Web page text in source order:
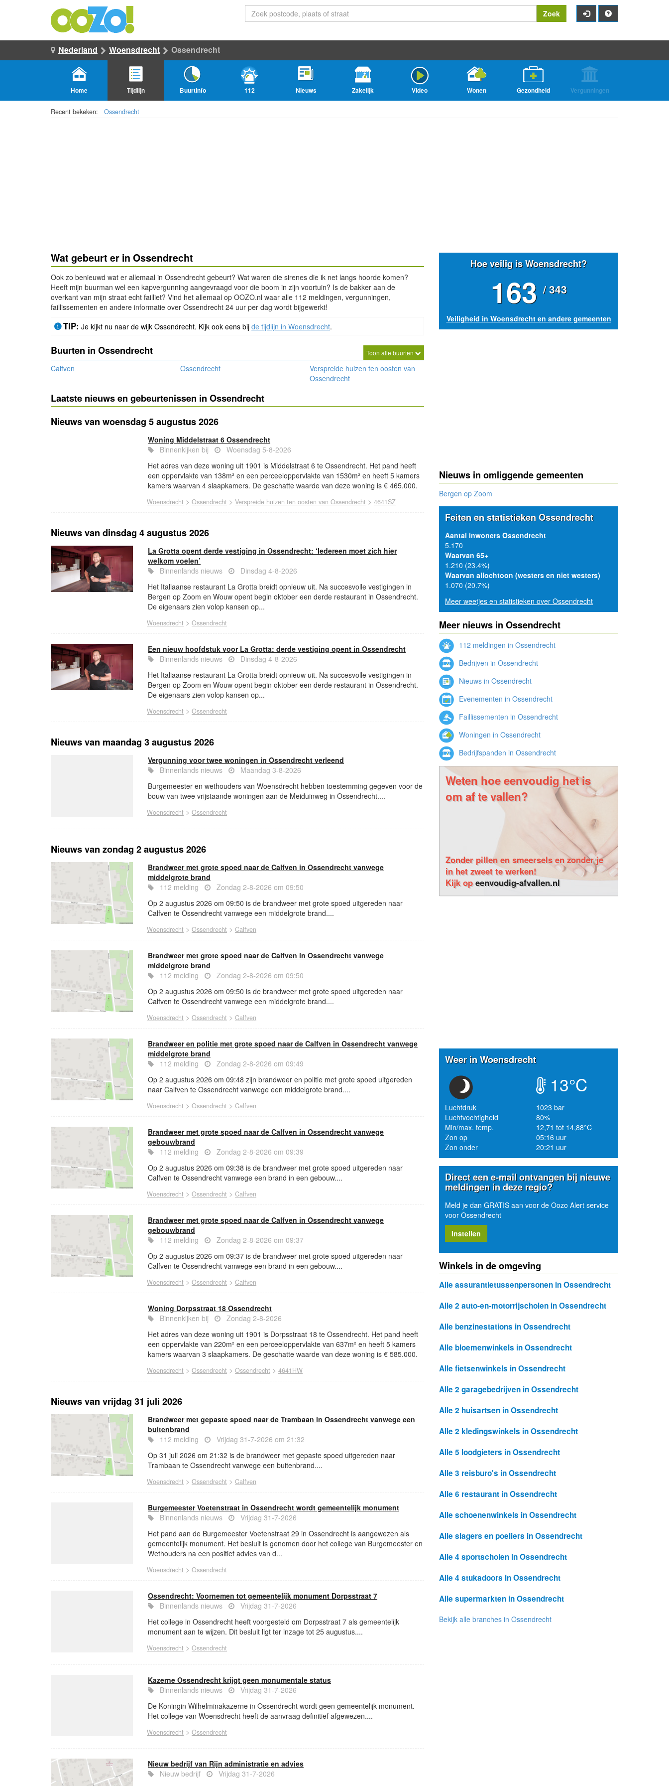
Zoek
Nederland Woensdrecht Ossendrecht
Home Tijdlijn Buurtinfo 112 Nieuws Zakelijk Video Wonen Gezondheid Vergunningen
Recent bekeken: Ossendrecht
Wat gebeurt er in Ossendrecht
Ook zo benieuwd wat er allemaal in Ossendrecht gebeurt? Wat waren die sirenes die ik net langs hoorde komen?
Heeft mijn buurman wel een kapvergunning aangevraagd voor die boom in zijn voortuin? Is de bakker aan de
overkant van mijn straat echt failliet? Vind het allemaal op OOZO.nl waar alle 112 meldingen, vergunningen,
faillissementen en andere informatie over Ossendrecht 24 uur per dag wordt bijgewerkt!
TIP: Je kijkt nu naar de wijk Ossendrecht. Kijk ook eens bij de tijdlijn in Woensdrecht.
Buurten in Ossendrecht Toon alle buurten
Calfven Ossendrecht
Verspreide huizen ten oosten van
Ossendrecht
Laatste nieuws en gebeurtenissen in Ossendrecht
Nieuws van woensdag 5 augustus 2026
Woning Middelstraat 6 Ossendrecht
Binnenkijken bij
Woensdag 5-8-2026
Het adres van deze woning uit 1901 is Middelstraat 6 te Ossendrecht. Het pand heeft
een oppervlakte van 138m² en een perceeloppervlakte van 1530m² en heeft 5 kamers
kamers waarvan 4 slaapkamers. De geschatte waarde van deze woning is € 465.000.
Woensdrecht > Ossendrecht > Verspreide huizen ten oosten van Ossendrecht > 4641SZ
Nieuws van dinsdag 4 augustus 2026
La Grotta opent derde vestiging in Ossendrecht: ‘Iedereen moet zich hier
welkom voelen’
Binnenlands nieuws
Dinsdag 4-8-2026
Het Italiaanse restaurant La Grotta breidt opnieuw uit. Na succesvolle vestigingen in
Bergen op Zoom en Wouw opent begin oktober een derde restaurant in Ossendrecht.
De eigenaars zien volop kansen op...
Woensdrecht > Ossendrecht
Een nieuw hoofdstuk voor La Grotta: derde vestiging opent in Ossendrecht
Binnenlands nieuws
Dinsdag 4-8-2026
Het Italiaanse restaurant La Grotta breidt opnieuw uit. Na succesvolle vestigingen in
Bergen op Zoom en Wouw opent begin oktober een derde restaurant in Ossendrecht.
De eigenaars zien volop kansen op...
Woensdrecht > Ossendrecht
Nieuws van maandag 3 augustus 2026
Vergunning voor twee woningen in Ossendrecht verleend
Binnenlands nieuws
Maandag 3-8-2026
Burgemeester en wethouders van Woensdrecht hebben toestemming gegeven voor de
bouw van twee vrijstaande woningen aan de Meiduinweg in Ossendrecht....
Woensdrecht > Ossendrecht
Nieuws van zondag 2 augustus 2026
Brandweer met grote spoed naar de Calfven in Ossendrecht vanwege
middelgrote brand
112 melding
Zondag 2-8-2026 om 09:50
Op 2 augustus 2026 om 09:50 is de brandweer met grote spoed uitgereden naar
Calfven te Ossendrecht vanwege een middelgrote brand....
Woensdrecht > Ossendrecht > Calfven
Brandweer met grote spoed naar de Calfven in Ossendrecht vanwege
middelgrote brand
112 melding
Zondag 2-8-2026 om 09:50
Op 2 augustus 2026 om 09:50 is de brandweer met grote spoed uitgereden naar
Calfven te Ossendrecht vanwege een middelgrote brand....
Woensdrecht > Ossendrecht > Calfven
Brandweer en politie met grote spoed naar de Calfven in Ossendrecht vanwege
middelgrote brand
112 melding
Zondag 2-8-2026 om 09:49
Op 2 augustus 2026 om 09:48 zijn brandweer en politie met grote spoed uitgereden
naar Calfven te Ossendrecht vanwege een middelgrote brand....
Woensdrecht > Ossendrecht > Calfven
Brandweer met grote spoed naar de Calfven in Ossendrecht vanwege
gebouwbrand
112 melding
Zondag 2-8-2026 om 09:39
Op 2 augustus 2026 om 09:38 is de brandweer met grote spoed uitgereden naar
Calfven te Ossendrecht vanwege een brand in een gebouw....
Woensdrecht > Ossendrecht > Calfven
Brandweer met grote spoed naar de Calfven in Ossendrecht vanwege
gebouwbrand
112 melding
Zondag 2-8-2026 om 09:37
Op 2 augustus 2026 om 09:37 is de brandweer met grote spoed uitgereden naar
Calfven te Ossendrecht vanwege een brand in een gebouw....
Woensdrecht > Ossendrecht > Calfven
Woning Dorpsstraat 18 Ossendrecht
Binnenkijken bij
Zondag 2-8-2026
Het adres van deze woning uit 1901 is Dorpsstraat 18 te Ossendrecht. Het pand heeft
een oppervlakte van 220m² en een perceeloppervlakte van 637m² en heeft 5 kamers
kamers waarvan 3 slaapkamers. De geschatte waarde van deze woning is € 585.000.
Woensdrecht > Ossendrecht > Ossendrecht > 4641HW
Nieuws van vrijdag 31 juli 2026
Brandweer met gepaste spoed naar de Trambaan in Ossendrecht vanwege een
buitenbrand
112 melding
Vrijdag 31-7-2026 om 21:32
Op 31 juli 2026 om 21:32 is de brandweer met gepaste spoed uitgereden naar
Trambaan te Ossendrecht vanwege een buitenbrand....
Woensdrecht > Ossendrecht > Calfven
Burgemeester Voetenstraat in Ossendrecht wordt gemeentelijk monument
Binnenlands nieuws
Vrijdag 31-7-2026
Het pand aan de Burgemeester Voetenstraat 29 in Ossendrecht is aangewezen als
gemeentelijk monument. Het besluit is genomen door het college van Burgemeester en
Wethouders na een positief advies van d...
Woensdrecht > Ossendrecht
Ossendrecht: Voornemen tot gemeentelijk monument Dorpsstraat 7
Binnenlands nieuws
Vrijdag 31-7-2026
Het college in Ossendrecht heeft voorgesteld om Dorpsstraat 7 als gemeentelijk
monument aan te wijzen. Dit besluit ligt ter inzage tot 25 augustus....
Woensdrecht > Ossendrecht
Kazerne Ossendrecht krijgt geen monumentale status
Binnenlands nieuws
Vrijdag 31-7-2026
De Koningin Wilhelminakazerne in Ossendrecht wordt geen gemeentelijk monument.
Het college van Woensdrecht heeft de aanvraag definitief afgewezen....
Woensdrecht > Ossendrecht
Nieuw bedrijf van Rijn administratie en advies
Nieuw bedrijf
Vrijdag 31-7-2026
Hoe veilig is Woensdrecht?
163 / 343
Veiligheid in Woensdrecht en andere gemeenten
Nieuws in omliggende gemeenten
Bergen op Zoom
Feiten en statistieken Ossendrecht
Aantal inwoners Ossendrecht
5.170
Waarvan 65+
1.210 (23.4%)
Waarvan allochtoon (westers en niet westers)
1.070 (20.7%)
Meer weetjes en statistieken over Ossendrecht
Meer nieuws in Ossendrecht
112 meldingen in Ossendrecht
Bedrijven in Ossendrecht
Nieuws in Ossendrecht
Evenementen in Ossendrecht
Faillissementen in Ossendrecht
Woningen in Ossendrecht
Bedrijfspanden in Ossendrecht
Weten hoe eenvoudig het is
om af te vallen?
Zonder pillen en smeersels en zonder je
in het zweet te werken!
Kijk opeenvoudig-afvallen.nl
Weer in Woensdrecht
13°C
Luchtdruk
1023 bar
Luchtvochtigheid
80%
Min/max. temp.
12,71 tot 14,88°C
Zon op
05:16 uur
Zon onder
20:21 uur
Direct een e-mail ontvangen bij nieuwe
meldingen in deze regio?
Meld je dan GRATIS aan voor de Oozo Alert service
voor Ossendrecht
Instellen
Winkels in de omgeving
Alle assurantietussenpersonen in Ossendrecht
Alle 2 auto-en-motorrijscholen in Ossendrecht
Alle benzinestations in Ossendrecht
Alle bloemenwinkels in Ossendrecht
Alle fietsenwinkels in Ossendrecht
Alle 2 garagebedrijven in Ossendrecht
Alle 2 huisartsen in Ossendrecht
Alle 2 kledingswinkels in Ossendrecht
Alle 5 loodgieters in Ossendrecht
Alle 3 reisburo's in Ossendrecht
Alle 6 restaurant in Ossendrecht
Alle schoenenwinkels in Ossendrecht
Alle slagers en poeliers in Ossendrecht
Alle 4 sportscholen in Ossendrecht
Alle 4 stukadoors in Ossendrecht
Alle supermarkten in Ossendrecht
Bekijk alle branches in Ossendrecht